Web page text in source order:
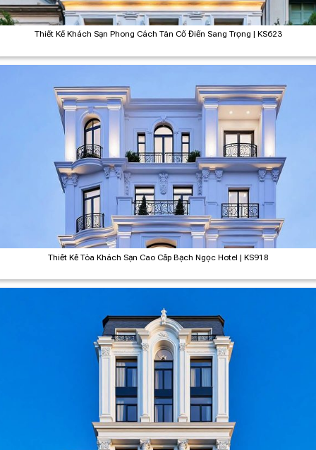
Thiết Kế Khách Sạn Phong Cách Tân Cổ Điển Sang Trọng | KS623
Thiết Kế Tòa Khách Sạn Cao Cấp Bạch Ngọc Hotel | KS918